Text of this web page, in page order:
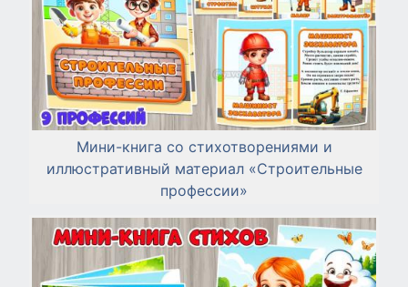
Мини-книга со стихотворениями и
иллюстративный материал «Строительные
профессии»